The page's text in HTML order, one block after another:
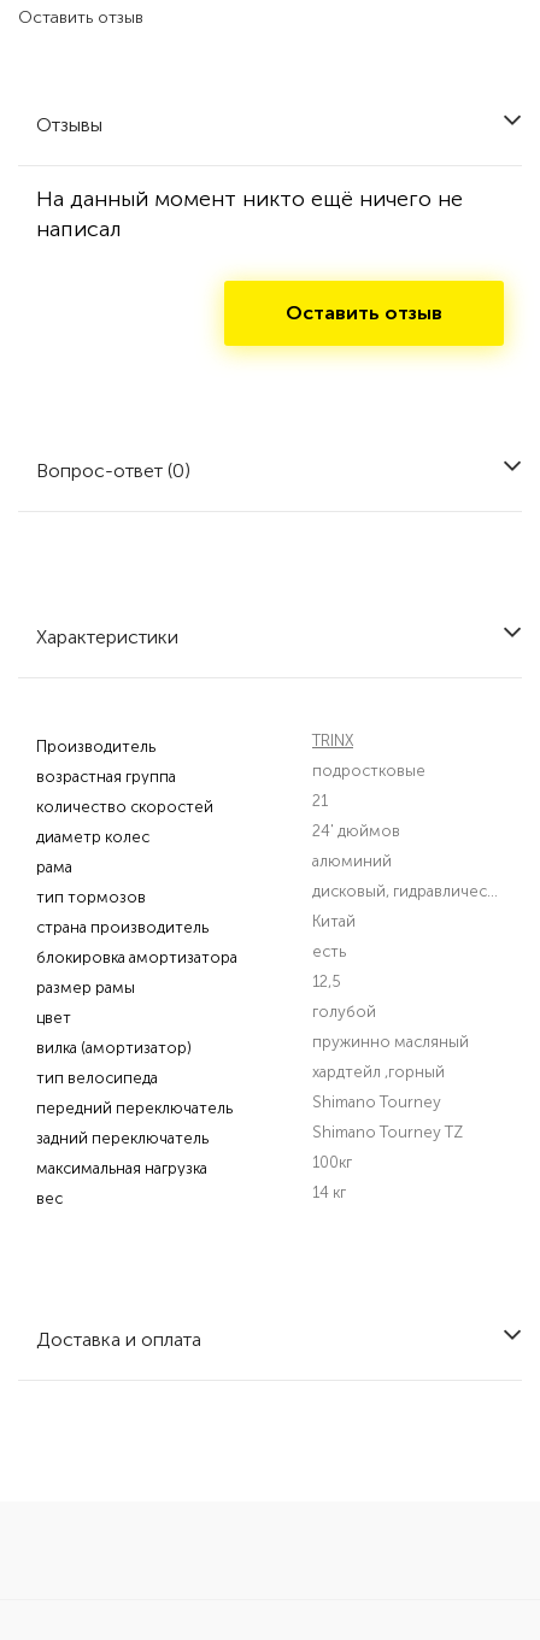
Оставить отзыв
Отзывы
На данный момент никто ещё ничего не
написал
Оставить отзыв
Вопрос-ответ (0)
Характеристики
Производитель
TRINX
возрастная группа
подростковые
количество скоростей
21
диаметр колес
24' дюймов
рама
алюминий
тип тормозов
дисковый, гидравлический
страна производитель
Китай
блокировка амортизатора
есть
размер рамы
12,5
цвет
голубой
вилка (амортизатор)
пружинно масляный
тип велосипеда
хардтейл ,горный
передний переключатель
Shimano Tourney
задний переключатель
Shimano Tourney TZ
максимальная нагрузка
100кг
вес
14 кг
Доставка и оплата